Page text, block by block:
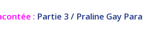
: Partie 3 / Praline Gay Para